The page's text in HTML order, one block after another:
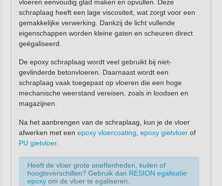
vloeren eenvoudig glad maken en opvullen. Deze
schraplaag heeft een lage viscositeit, wat zorgt voor een
gemakkelijke verwerking. Dankzij de licht vullende
eigenschappen worden kleine gaten en scheuren direct
geëgaliseerd.
De epoxy schraplaag wordt veel gebruikt bij niet-
gevlinderde betonvloeren. Daarnaast wordt een
schraplaag vaak toegepast op vloeren die een hoge
mechanische weerstand vereisen, zoals in loodsen en
magazijnen.
Na het aanbrengen van de schraplaag, kun je de vloer
afwerken met een epoxy vloercoating, epoxy gietvloerof
PU gietvloer.
Heeft de vloer grote oneffenheden, kuilen of
hoogteverschillen? Gebruik dan RESION egalisatie
epoxyom de vloer te egaliseren.